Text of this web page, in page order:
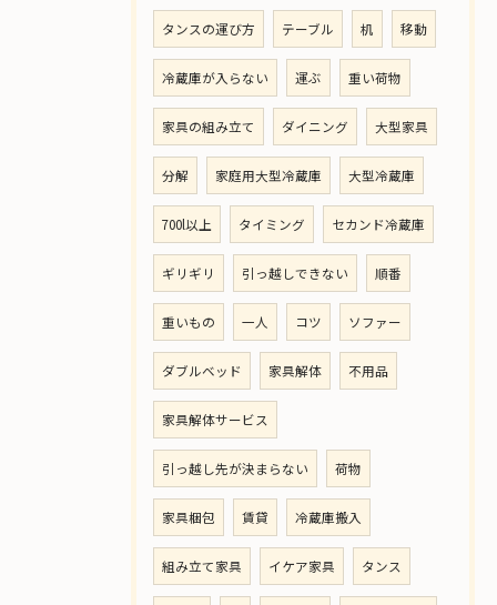
タンスの運び方 テーブル 机 移動
冷蔵庫が入らない 運ぶ 重い荷物
家具の組み立て ダイニング 大型家具
分解 家庭用大型冷蔵庫 大型冷蔵庫
700l以上 タイミング セカンド冷蔵庫
ギリギリ 引っ越しできない 順番
重いもの 一人 コツ ソファー
ダブルベッド 家具解体 不用品
家具解体サービス
引っ越し先が決まらない 荷物
家具梱包 賃貸 冷蔵庫搬入
組み立て家具 イケア家具 タンス